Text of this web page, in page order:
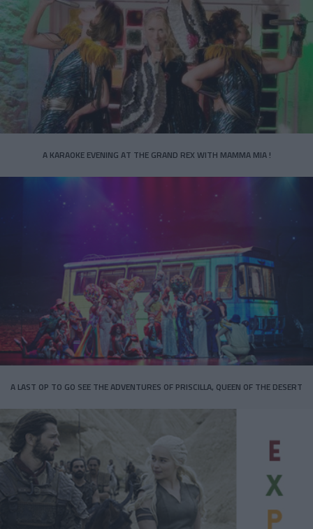
A KARAOKE EVENING AT THE GRAND REX WITH MAMMA MIA !
A LAST OP TO GO SEE THE ADVENTURES OF PRISCILLA, QUEEN OF THE DESERT